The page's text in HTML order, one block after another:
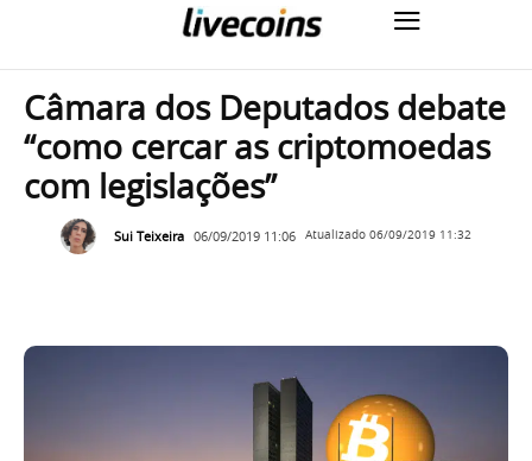
Câmara dos Deputados debate
“como cercar as criptomoedas
com legislações”
Sui Teixeira 06/09/2019 11:06 Atualizado 06/09/2019 11:32